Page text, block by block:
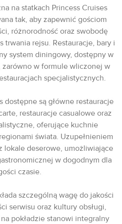
na statkach Princess Cruises
tak, aby zapewnić gościom
różnorodność oraz swobodę
trwania rejsu. Restauracje, bary i
system diningowy, dostępny w
zarówno w formule wliczonej w
specjalistycznych.
dostępne są główne restauracje
restauracje casualowe oraz
oferujące kuchnie
świata. Uzupełnieniem
lokale deserowe, umożliwiające
w dogodnym dla
czasie.
szczególną wagę do jakości
serwisu oraz kultury obsługi,
pokładzie stanowi integralny